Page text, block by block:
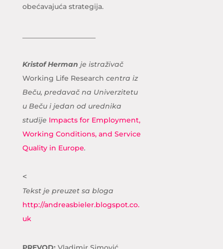
obećavajuća strategija.
Kristof Herman je istraživač
Working Life Research centra iz
Beču, predavač na Univerzitetu
u Beču i jedan od urednika
studije Impacts for Employment,
Working Conditions, and Service
Quality in Europe.
<
Tekst je preuzet sa bloga
http://andreasbieler.blogspot.co.
uk